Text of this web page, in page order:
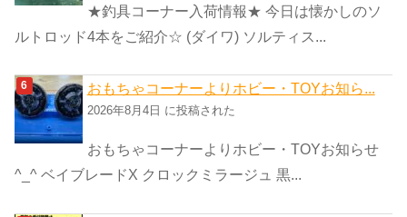
★釣具コーナー入荷情報★ 今日は懐かしのソ
ルトロッド4本をご紹介☆ (ダイワ) ソルティス...
おもちゃコーナーよりホビー・TOYお知ら...
2026年8月4日 に投稿された
おもちゃコーナーよりホビー・TOYお知らせ
^_^ ベイブレードX クロックミラージュ 黒...